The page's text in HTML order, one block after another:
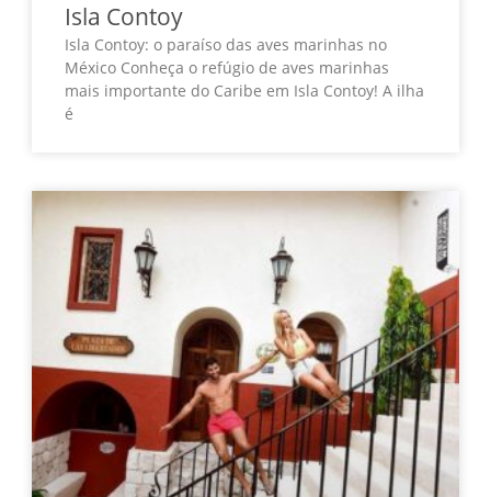
Isla Contoy
Isla Contoy: o paraíso das aves marinhas no
México Conheça o refúgio de aves marinhas
mais importante do Caribe em Isla Contoy! A ilha
é